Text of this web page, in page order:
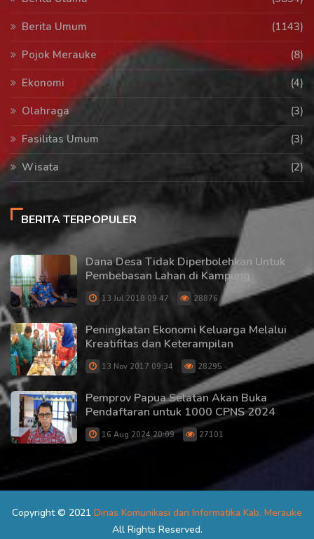
Berita Umum
(1143)
Pojok Merauke
(8)
Ekonomi
(4)
Olahraga
(3)
Fasilitas Umum
(3)
Wisata
(2)
BERITA TERPOPULER
Dana Desa Tidak Diperbolehkan Untuk
Pembebasan Lahan di Kampung
13 Jul 2018 09:47 28876
Peningkatan Ekonomi Keluarga Melalui
Kreatifitas dan Keterampilan
13 Nov 2017 09:34 28295
Pemprov Papua Selatan Akan Buka
Pendaftaran untuk 1000 CPNS 2024
16 Aug 2024 20:09 27101
Copyright © 2021 Dinas Komunikasi dan Informatika Kab. Merauke
All Rights Reserved.